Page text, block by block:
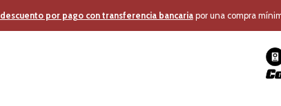
descuento por pago con transferencia bancariapor una compra
Inicio Estudio y Audio Pro Home Estudio y DJ